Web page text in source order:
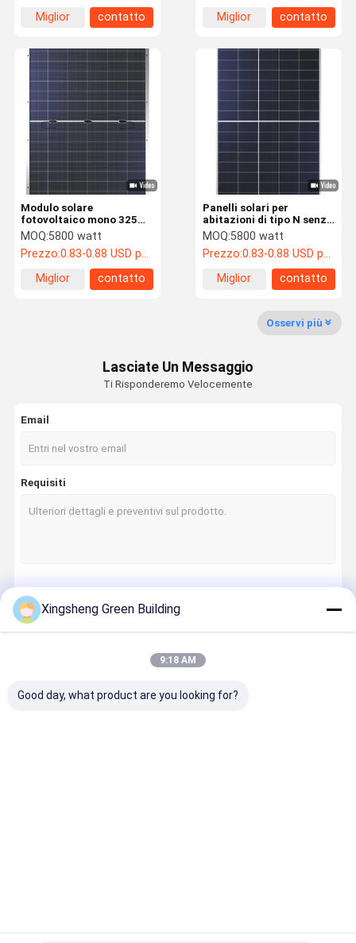
Casa. Prodotti Video
Spettacolo
VR
Su Di Noi
Visita Alla
Contattaci
Pannello solare BIPV
Pannelli fotovoltaici flessibili
Piastrelle curve per tetti solari
mono pannello solare
moduli solari del bipv
Macchina per la produzione di prodotti BIPV
Miglior
contatto
Miglior
contatto
Panelli solari per
abitazioni di tipo N senza
telaio nero completo
525W 520W 515W 510W
MOQ:5800 watt
Prezzo:0.83-0.88 USD per watt
Miglior
contatto
Modulo solare
fotovoltaico mono 325W
330W 340W 345W
MOQ:5800 watt
Prezzo:0.83-0.88 USD per watt
Miglior
contatto
Osservi più
Lasciate Un Messaggio
Ti Risponderemo Velocemente
Email
Requisiti
Continua
Xingsheng Green Building
9:18 AM
Good day, what product are you looking for?